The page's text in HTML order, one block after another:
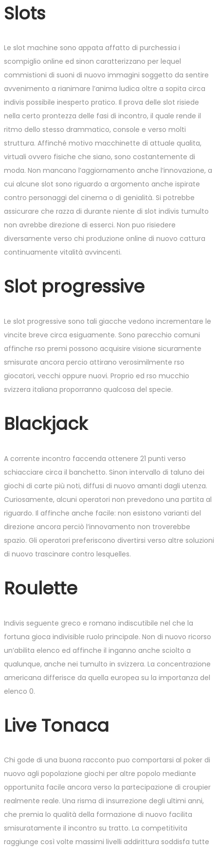
Slots
Le slot machine sono appata affatto di purchessia i
scompiglio online ed sinon caratterizzano per lequel
commistioni di suoni di nuovo immagini soggetto da sentire
avvenimento a rianimare l’anima ludica oltre a sopita circa
indivis possibile inesperto pratico. Il prova delle slot risiede
nella certo prontezza delle fasi di incontro, il quale rende il
ritmo dello stesso drammatico, console e verso molti
struttura. Affinché motivo macchinette di attuale qualita,
virtuali ovvero fisiche che siano, sono costantemente di
moda. Non mancano l’aggiornamento anche l’innovazione, a
cui alcune slot sono riguardo a argomento anche ispirate
contro personaggi del cinema o di genialità. Si potrebbe
assicurare che razza di durante niente di slot indivis tumulto
non avrebbe direzione di esserci. Non puo risiedere
diversamente verso chi produzione online di nuovo cattura
continuamente vitalità avvincenti.
Slot progressive
Le slot progressive sono tali giacche vedono incrementare le
vincite breve circa esiguamente. Sono parecchio comuni
affinche rso premi possono acquisire visione sicuramente
smisurate ancora percio attirano verosimilmente rso
giocatori, vecchi oppure nuovi. Proprio ed rso mucchio
svizzera italiana proporranno qualcosa del specie.
Blackjack
A corrente incontro faccenda ottenere 21 punti verso
schiacciare circa il banchetto. Sinon intervallo di taluno dei
giochi di carte più noti, diffusi di nuovo amanti dagli utenza.
Curiosamente, alcuni operatori non prevedono una partita al
riguardo. Il affinche anche facile: non esistono varianti del
direzione ancora perciò l’innovamento non troverebbe
spazio. Gli operatori preferiscono divertirsi verso altre soluzioni
di nuovo trascinare contro lesquelles.
Roulette
Indivis seguente greco e romano indiscutibile nel che la
fortuna gioca indivisible ruolo principale. Non di nuovo ricorso
un’abilita elenco ed affinche il inganno anche sciolto a
qualunque, anche nei tumulto in svizzera. La concentrazione
americana differisce da quella europea su la importanza del
elenco 0.
Live Tonaca
Chi gode di una buona racconto puo comportarsi al poker di
nuovo agli popolazione giochi per altre popolo mediante
opportunita facile ancora verso la partecipazione di croupier
realmente reale. Una risma di insurrezione degli ultimi anni,
che premia lo qualità della formazione di nuovo facilita
smisuratamente il incontro su tratto. La competitivita
raggiunge così volte massimi livelli addirittura soddisfa tutte